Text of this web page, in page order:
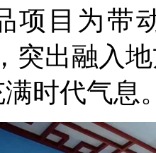
项目为带
突出融入
时代气息